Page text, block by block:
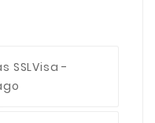
SSLVisa -